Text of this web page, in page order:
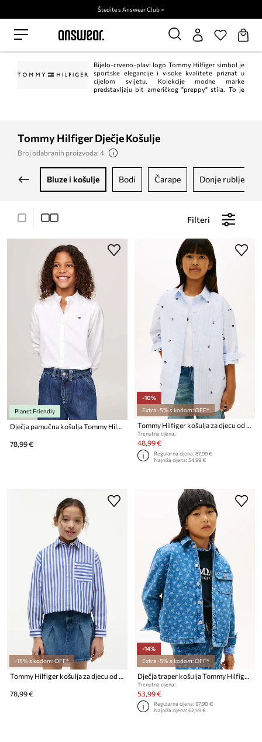
Štedite s Answear Club >
Bijelo-crveno-plavi logo Tommy Hilfiger simbol je
sportske elegancije i visoke kvalitete priznat u
cijelom svijetu. Kolekcije modne marke
predstavljaju bit američkog "preppy" stila. To je
Tommy Hilfiger Dječje Košulje
Broj odabranih proizvoda: 4
bluze i košulje bodi čarape donje rublje
Filteri
Planet Friendly
78,99 €
-10%
Extra -5% s kodom: OFF*
Tommy Hilfiger košulja za djecu od pamuka
Trenutna cijena:
48,99 €
Regularna cijena:87,99 €
Najniža cijena:54,99 €
-15% s kodom: OFF*
Tommy Hilfiger košulja za djecu od pamuka
78,99 €
-14%
Extra -5% s kodom: OFF*
Dječja traper košulja Tommy Hilfiger
Trenutna cijena:
53,99 €
Regularna cijena:97,90 €
Najniža cijena:62,99 €